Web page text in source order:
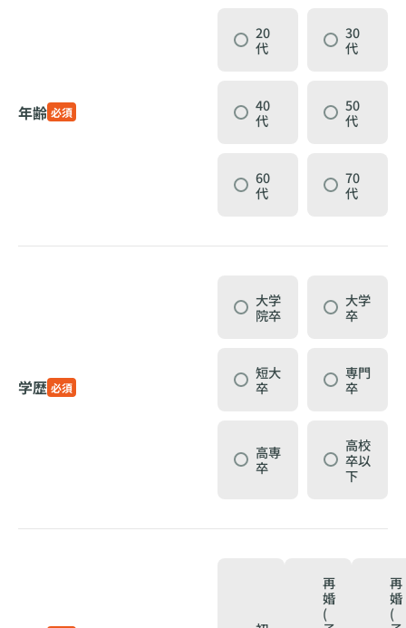
年齢 必須
20
代
30
代
40
代
50
代
60
代
70
代
学歴 必須
大学
院卒
大学
卒
短大
卒
専門
卒
高専
卒
高校
卒以
下
再
婚
(
再
婚
(